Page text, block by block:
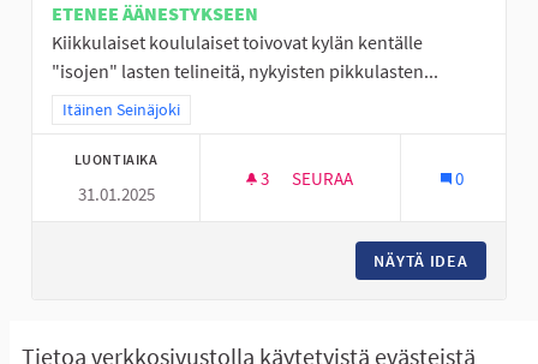
Tietoa verkkosivustolla käytetyistä evästeistä
ETENEE ÄÄNESTYKSEEN
Kiikkulaiset koululaiset toivovat kylän kentälle
"isojen" lasten telineitä, nykyisten pikkulasten...
Rajaa tulokset teeman mukaan: Itäinen Seinäjoki
Itäinen Seinäjoki
LUONTIAIKA
31.01.2025
3 3 SEURAAJAA
SEURAA 0
NÄYTÄ IDEA
Näytä kaikki peruutetut ideat